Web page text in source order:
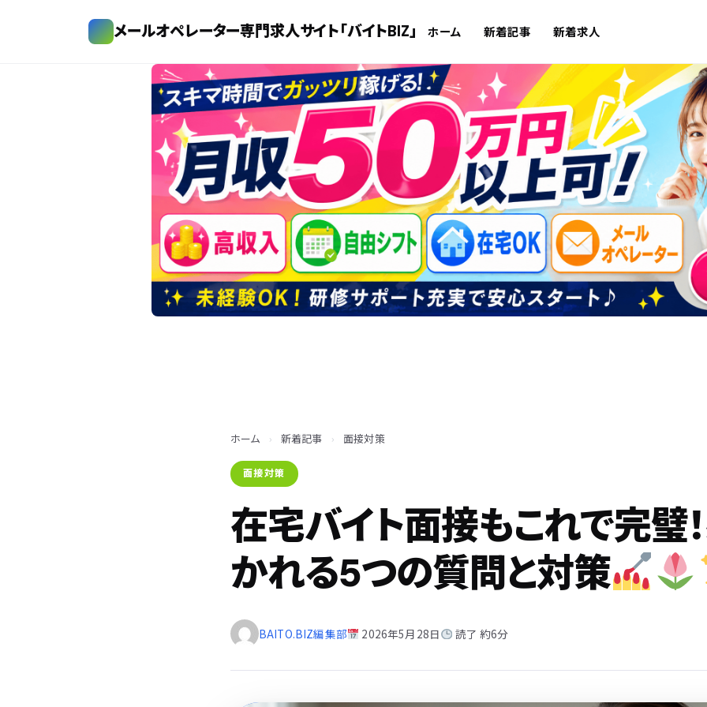
メールオペレーター専門求人サイト「バイトBIZ」 ホーム 新着記事 新着求人
ホーム › 新着記事 › 面接対策
面接対策
在宅バイト面接もこれで完璧
かれる5つの質問と対策
BAITO.BIZ編集部 2026年5月28日 読了 約6分